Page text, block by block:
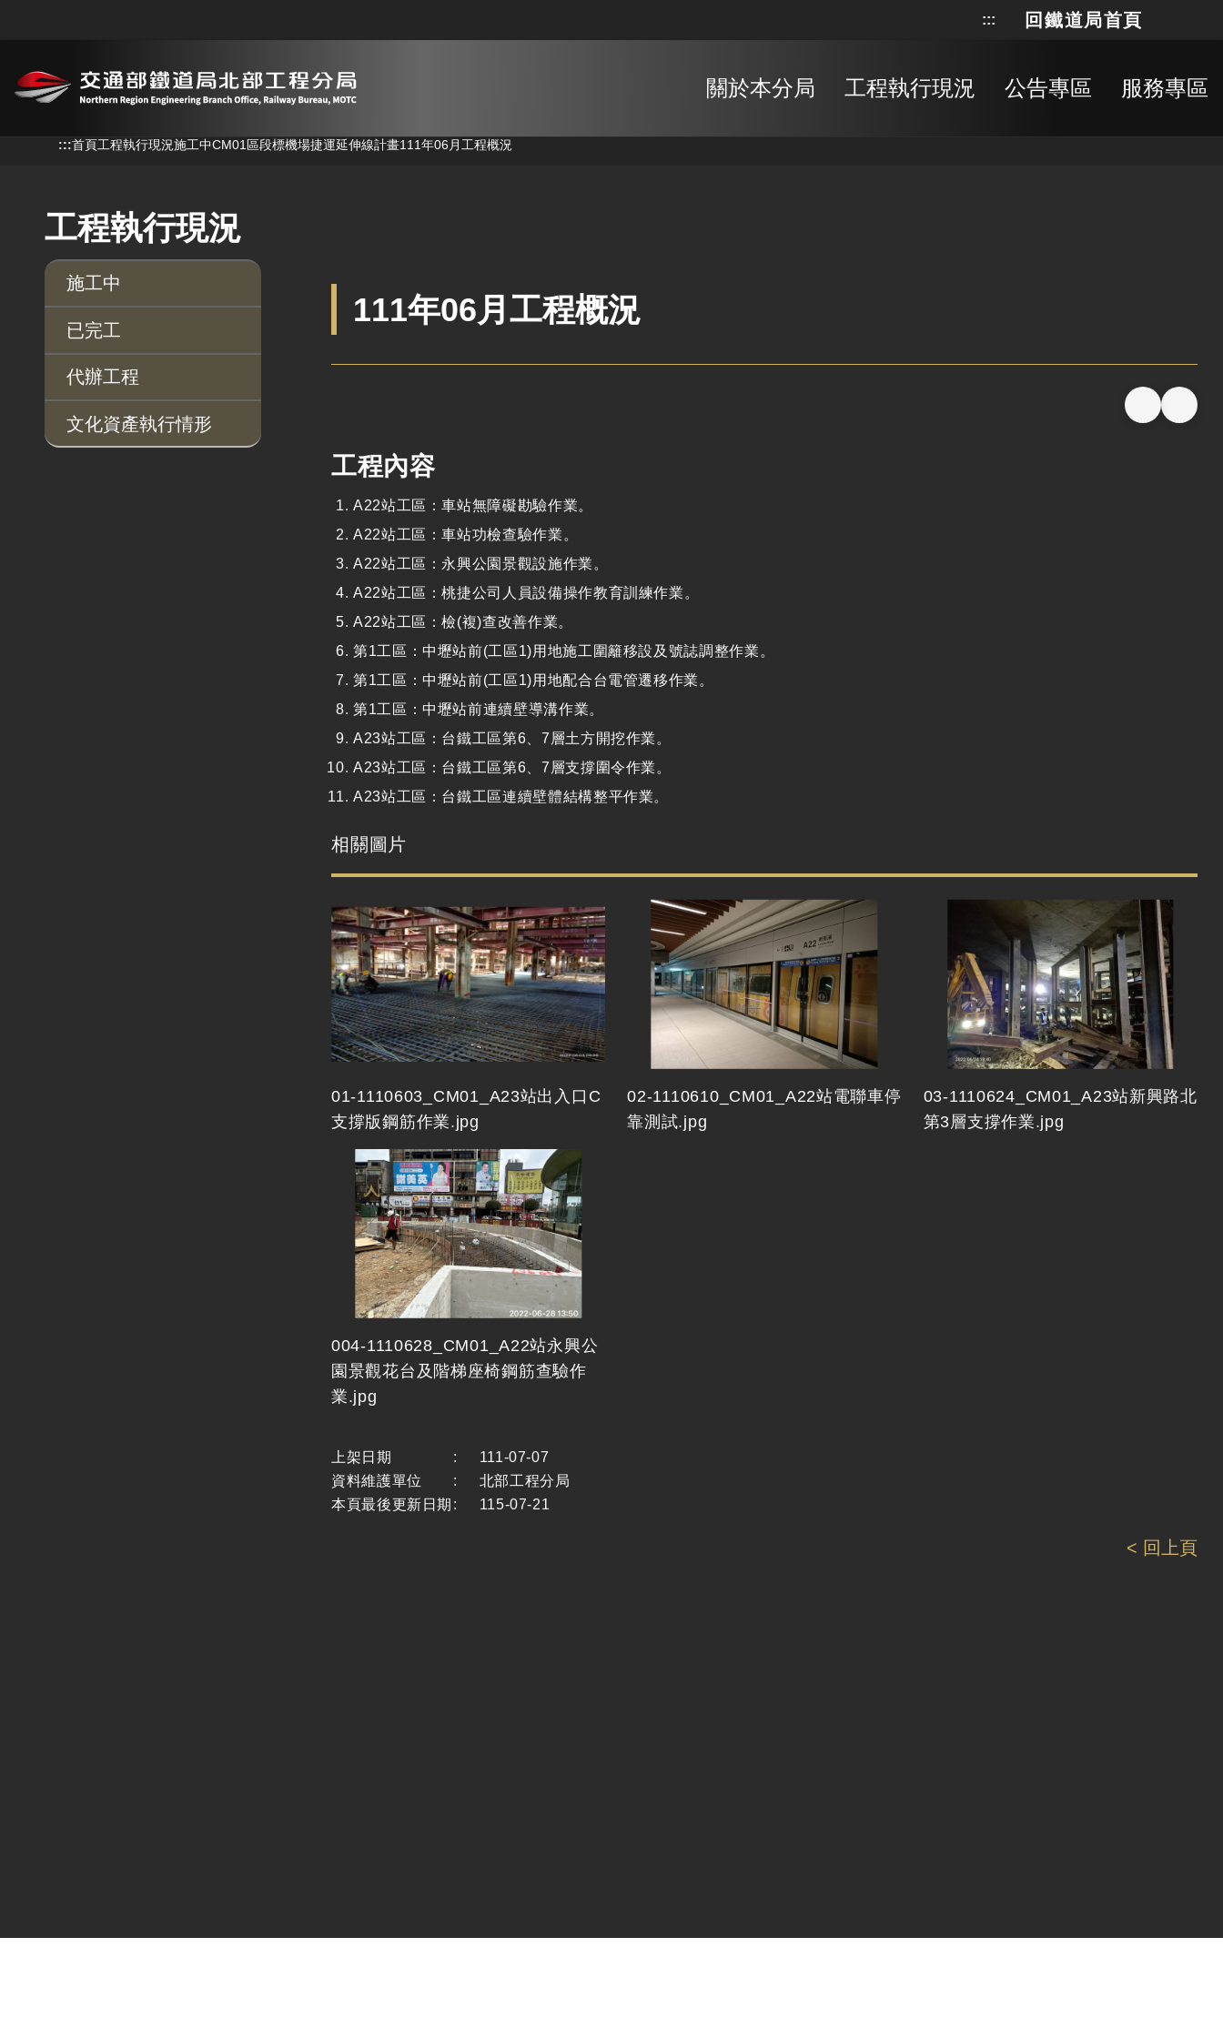
::: 回鐵道局首頁
關於本分局 工程執行現況 公告專區 服務專區
:::首頁工程執行現況施工中CM01區段標機場捷運延伸線計畫111年06月工程概況
工程執行現況
施工中
已完工
代辦工程
文化資產執行情形
111年06月工程概況
工程內容
A22站工區：車站無障礙勘驗作業。
A22站工區：車站功檢查驗作業。
A22站工區：永興公園景觀設施作業。
A22站工區：桃捷公司人員設備操作教育訓練作業。
A22站工區：檢(複)查改善作業。
第1工區：中壢站前(工區1)用地施工圍籬移設及號誌調整作業。
第1工區：中壢站前(工區1)用地配合台電管遷移作業。
第1工區：中壢站前連續壁導溝作業。
A23站工區：台鐵工區第6 7 層土方開挖作業。
A23站工區：台鐵工區第6 7 層支撐圍令作業。
A23站工區：台鐵工區連續壁體結構整平作業。
相關圖片
01-1110603_CM01_A23站出入口C
支撐版鋼筋作業.jpg
02-1110610_CM01_A22站電聯車停
靠測試.jpg
03-1110624_CM01_A23站新興路北
第3層支撐作業.jpg
004-1110628_CM01_A22站永興公
園景觀花台及階梯座椅鋼筋查驗作
業.jpg
上架日期 :
111-07-07
資料維護單位
:
北部工程分局
本頁最後更新日期 : 115-07-21
< 回上頁